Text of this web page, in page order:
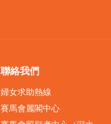
聯絡我們
婦女求助熱線
賽馬會麗閣中心